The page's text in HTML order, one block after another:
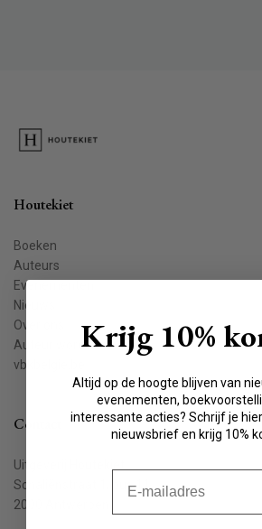
Houtekiet
Boeken
Auteurs
Evenementen
Nieuws
Over ons
Auteur worden
vbkbelgie.be
Contact
Uitgeverij Houtekiet
Schaliënstraat 1, bus 11
2000 Antwerpen
Krijg 10%
Altijd op de hoogte blijven van
evenementen,
interessante acties? Schrijf je
nieuwsbrief en krijg 10%